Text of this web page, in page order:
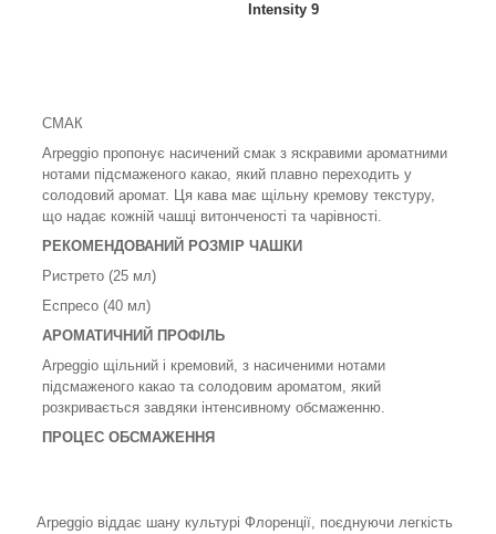
Intensity 9
СМАК
Arpeggio пропонує насичений смак з яскравими ароматними
нотами підсмаженого какао, який плавно переходить у
солодовий аромат. Ця кава має щільну кремову текстуру,
що надає кожній чашці витонченості та чарівності.
РЕКОМЕНДОВАНИЙ РОЗМІР ЧАШКИ
Ристрето (25 мл)
Еспресо (40 мл)
АРОМАТИЧНИЙ ПРОФІЛЬ
Arpeggio щільний і кремовий, з насиченими нотами
підсмаженого какао та солодовим ароматом, який
розкривається завдяки інтенсивному обсмаженню.
ПРОЦЕС ОБСМАЖЕННЯ
Arpeggio віддає шану культурі Флоренції, поєднуючи легкість